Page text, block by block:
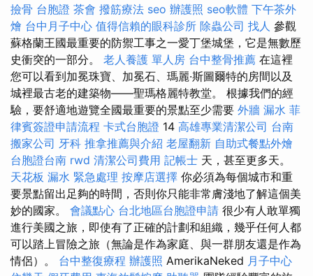
撿骨 台胞證 茶會 撥筋療法 seo 辦護照 seo軟體 下午茶外
燴 台中月子中心 值得信賴的眼科診所 除蟲公司 找人 參觀
蘇格蘭王國最重要的防禦工事之一愛丁堡城堡，它是無數歷
史衝突的一部分。 老人養護 單人房 台中整骨推薦 在這裡
您可以看到加冕珠寶、加冕石、瑪麗·斯圖爾特的房間以及
城裡最古老的建築物——聖瑪格麗特教堂。 根據我們的經
驗，要舒適地遊覽全國最重要的景點至少需要 外牆 漏水 菲
律賓簽證申請流程 卡式台胞證 14 高雄專業清潔公司 台南
搬家公司 牙科 推拿推薦與介紹 老屋翻新 自助式餐點外燴
台胞證台南 rwd 清潔公司費用 記帳士 天，甚至更多天。
天花板 漏水 緊急處理 按摩店選擇 你必須為每個城市和重
要景點留出足夠的時間，否則你只能非常膚淺地了解這個美
妙的國家。 會議點心 台北地區台胞證申請 很少有人敢單獨
進行美國之旅，即使有了正確的計劃和組織，幾乎任何人都
可以踏上冒險之旅（無論是作為家庭、與一群朋友還是作為
情侶）。 台中整復療程 辦護照 AmerikaNeked 月子中心